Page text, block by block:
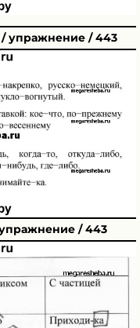
упражнение / 443
/ 443